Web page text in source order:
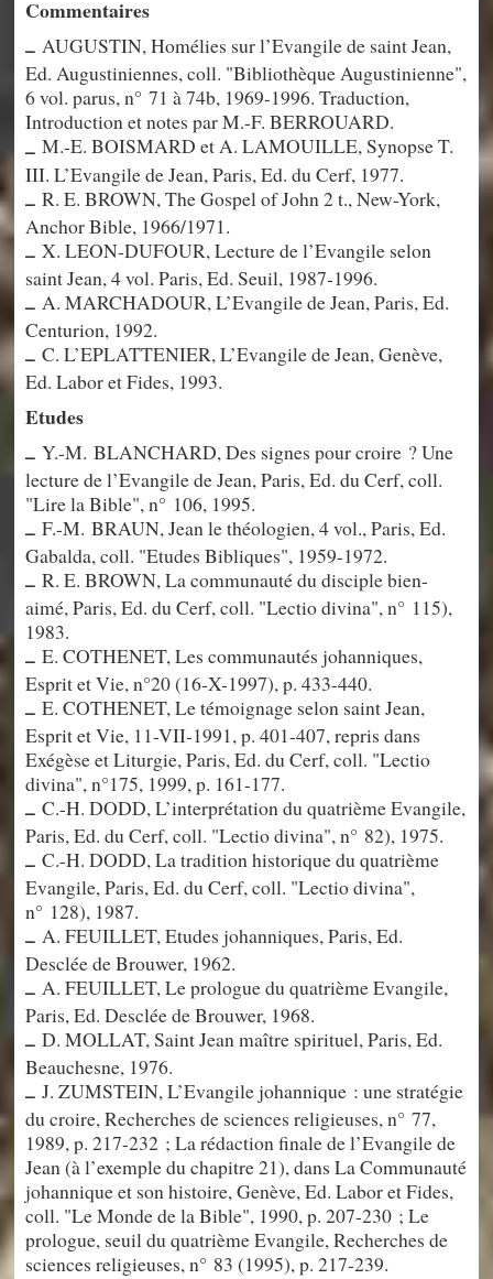
Commentaires
– AUGUSTIN, Homélies sur l’Evangile de saint Jean,
Ed. Augustiniennes, coll. "Bibliothèque Augustinienne",
6 vol. parus, n° 71 à 74b, 1969-1996. Traduction,
Introduction et notes par M.-F. BERROUARD.
– M.-E. BOISMARD et A. LAMOUILLE, Synopse T.
III. L’Evangile de Jean, Paris, Ed. du Cerf, 1977.
– R. E. BROWN, The Gospel of John 2 t., New-York,
Anchor Bible, 1966/1971.
– X. LEON-DUFOUR, Lecture de l’Evangile selon
saint Jean, 4 vol. Paris, Ed. Seuil, 1987-1996.
– A. MARCHADOUR, L’Evangile de Jean, Paris, Ed.
Centurion, 1992.
– C. L’EPLATTENIER, L’Evangile de Jean, Genève,
Ed. Labor et Fides, 1993.
Etudes
– Y.-M. BLANCHARD, Des signes pour croire ? Une
lecture de l’Evangile de Jean, Paris, Ed. du Cerf, coll.
"Lire la Bible", n° 106, 1995.
– F.-M. BRAUN, Jean le théologien, 4 vol., Paris, Ed.
Gabalda, coll. "Etudes Bibliques", 1959-1972.
– R. E. BROWN, La communauté du disciple bien-
aimé, Paris, Ed. du Cerf, coll. "Lectio divina", n° 115),
1983.
– E. COTHENET, Les communautés johanniques,
Esprit et Vie, n°20 (16-X-1997), p. 433-440.
– E. COTHENET, Le témoignage selon saint Jean,
Esprit et Vie, 11-VII-1991, p. 401-407, repris dans
Exégèse et Liturgie, Paris, Ed. du Cerf, coll. "Lectio
divina", n°175, 1999, p. 161-177.
– C.-H. DODD, L’interprétation du quatrième Evangile,
Paris, Ed. du Cerf, coll. "Lectio divina", n° 82), 1975.
– C.-H. DODD, La tradition historique du quatrième
Evangile, Paris, Ed. du Cerf, coll. "Lectio divina",
n° 128), 1987.
– A. FEUILLET, Etudes johanniques, Paris, Ed.
Desclée de Brouwer, 1962.
– A. FEUILLET, Le prologue du quatrième Evangile,
Paris, Ed. Desclée de Brouwer, 1968.
– D. MOLLAT, Saint Jean maître spirituel, Paris, Ed.
Beauchesne, 1976.
– J. ZUMSTEIN, L’Evangile johannique : une stratégie
du croire, Recherches de sciences religieuses, n° 77,
1989, p. 217-232 ; La rédaction finale de l’Evangile de
Jean (à l’exemple du chapitre 21), dans La Communauté
johannique et son histoire, Genève, Ed. Labor et Fides,
coll. "Le Monde de la Bible", 1990, p. 207-230 ; Le
prologue, seuil du quatrième Evangile, Recherches de
sciences religieuses, n° 83 (1995), p. 217-239.